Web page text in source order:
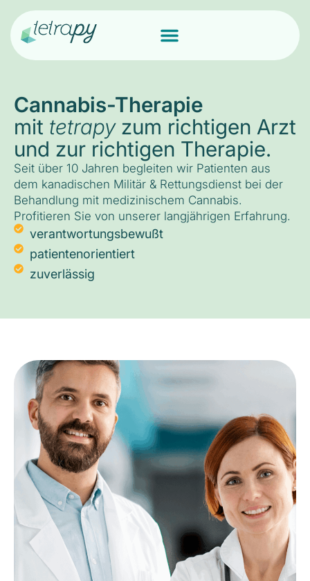
Cannabis-Therapie
mit tetrapyzum richtigen Arzt
und zur richtigen Therapie.
Seit über 10 Jahren begleiten wir Patienten aus
dem kanadischen Militär & Rettungsdienst bei der
Behandlung mit medizinischem Cannabis.
Profitieren Sie von unserer langjährigen Erfahrung.
verantwortungsbewußt
patientenorientiert
zuverlässig